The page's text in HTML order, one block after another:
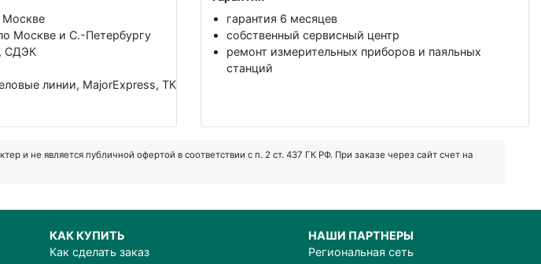
Москве
Москве и С.-Петербургу
СДЭК
линии, MajorExpress, ТК
гарантия 6 месяцев
собственный сервисный центр
ремонт измерительных приборов и паяльных
станций
не является публичной офертой в соответствии с п. 2 ст. 437 ГК РФ. При заказе через сайт счет на
КАК КУПИТЬ
Как сделать заказ
НАШИ ПАРТНЕРЫ
Региональная сеть